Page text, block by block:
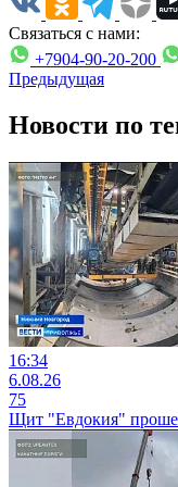
Связаться с нами:
+7904-90-20-200
Предыдущая
Новости по
16:34
6.08.26
75
Щит "Евдокия"